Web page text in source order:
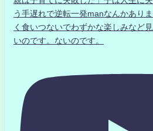
う手遅れで逆転一発manなんかあり
く食いつないでわずかな楽しみなど
いのです。ないのです。